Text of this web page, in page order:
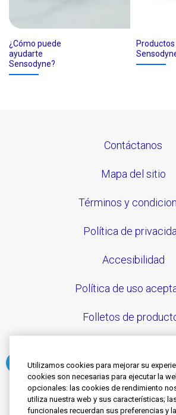
¿Cómo puede
ayudarte
Sensodyne?
Productos
Contáctanos
Mapa del sitio
Términos y
Política de
Accesibilidad
Política de uso
Folletos de
Síguenos
Utilizamos cookies para mejorar su
cookies son necesarias para ejecutar la
opcionales: las cookies de rendimiento
utiliza nuestra web y sus características;
funcionales recuerdan sus preferencias y